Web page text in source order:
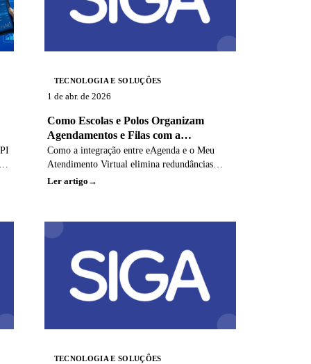
crítica sobre trade-offs e restrições.
TECNOLOGIA E SOLUÇÕES
1 de abr. de 2026
Como Escolas e Polos Organizam
Agendamentos e Filas com a
Integração eAgenda + Meu
Atendimento Virtual
Como a integração entre eAgenda e o Meu
Atendimento Virtual elimina redundâncias
entre agendamento prévio e gestão da fila no
Ler artigo
TECNOLOGIA E SOLUÇÕES